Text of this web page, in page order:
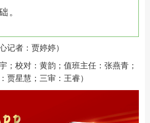
。
记者：贾婷婷）
；校对：黄韵；值班主任：张燕青；
贾星慧；三审：王睿）